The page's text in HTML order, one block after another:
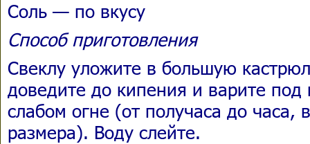
Соль — по вкусу
Способ приготовления
Свеклу уложите в большую
доведите до кипения и варите
слабом огне (от получаса до часа,
размера). Воду слейте.